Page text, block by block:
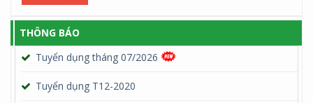
THÔNG BÁO
Tuyển dụng tháng 07/2026
Tuyển dụng T12-2020